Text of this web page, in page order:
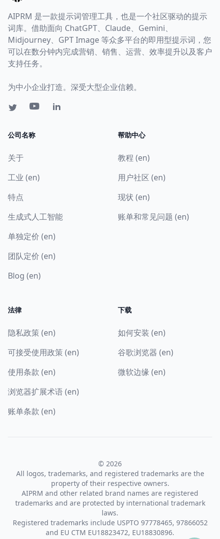
AIPRM 是一款提示词管理工具，也是一个社区驱动的提示
词库。借助面向 ChatGPT、Claude、Gemini、
Midjourney、GPT Image 等众多平台的即用型提示词，您
可以在数分钟内完成营销、销售、运营、效率提升以及客户
支持任务。
为中小企业打造。深受大型企业信赖。
公司名称
关于
工业 (en)
特点
生成式人工智能
单独定价 (en)
团队定价 (en)
Blog (en)
帮助中心
教程 (en)
用户社区 (en)
现状 (en)
账单和常见问题 (en)
法律
隐私政策 (en)
可接受使用政策 (en)
使用条款 (en)
浏览器扩展术语 (en)
账单条款 (en)
下载
如何安装 (en)
谷歌浏览器 (en)
微软边缘 (en)
© 2026
All logos, trademarks, and registered trademarks are the
property of their respective owners.
AIPRM and other related brand names are registered
trademarks and are protected by international trademark
laws.
Registered trademarks include USPTO 97778465, 97866052
and EU CTM EU18823472, EU18830896.